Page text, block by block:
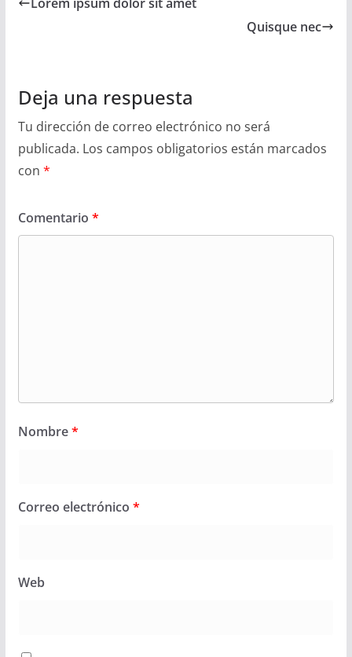
Quisque nec
Deja una respuesta
Tu dirección de correo electrónico no será
publicada. Los campos obligatorios están marcados
con *
Comentario *
Nombre*
Correo electrónico *
Web